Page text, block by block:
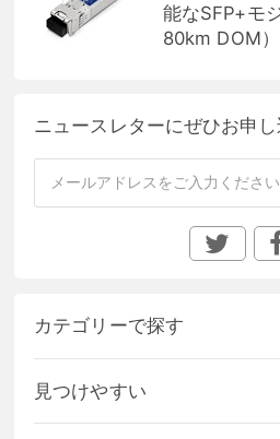
能なSFP+モ
80km DOM）
ニュースレターにぜひお申
カテゴリーで探す
見つけやすい